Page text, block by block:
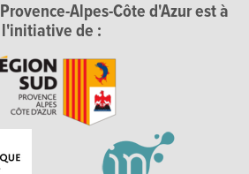
Alpes-Côte d'Azur est à
l'initiative de :